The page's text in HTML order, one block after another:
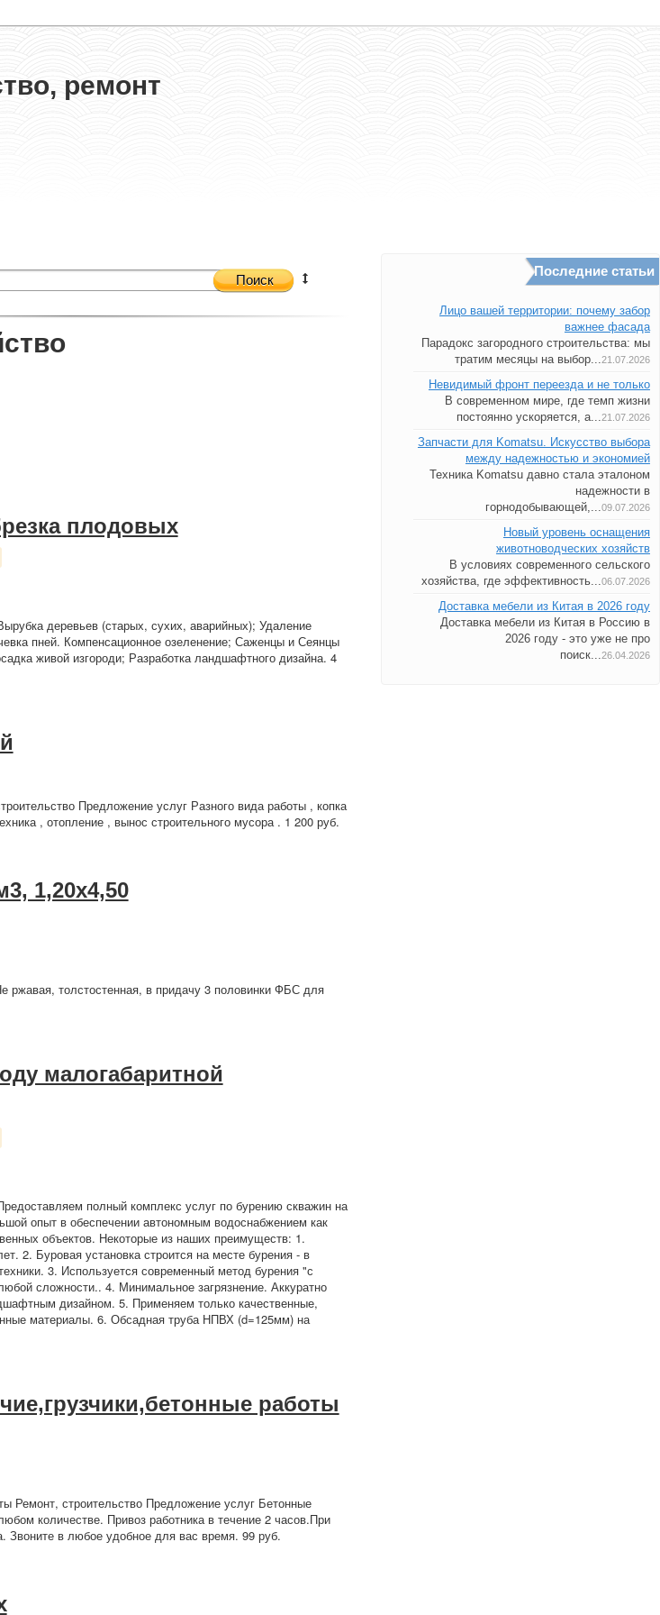
ремонт
Поиск
плодовых
деревьев (старых, сухих, аварийных); Удаление
пней. Компенсационное озеленение; Саженцы и Сеянцы
живой изгороди; Разработка ландшафтного дизайна. 4
Предложение услуг Разного вида работы , копка
, отопление , вынос строительного мусора . 1 200 руб.
1,20х4,50
ржавая, толстостенная, в придачу 3 половинки ФБС для
малогабаритной
полный комплекс услуг по бурению скважин на
опыт в обеспечении автономным водоснабжением как
объектов. Некоторые из наших преимуществ: 1.
2. Буровая установка строится на месте бурения - в
3. Используется современный метод бурения "с
сложности.. 4. Минимальное загрязнение. Аккуратно
дизайном. 5. Применяем только качественные,
материалы. 6. Обсадная труба НПВХ (d=125мм) на
работы
Ремонт, строительство Предложение услуг Бетонные
количестве. Привоз работника в течение 2 часов.При
Звоните в любое удобное для вас время. 99 руб.
Последние статьи
Лицо вашей территории: почему забор
важнее фасада
Парадокс загородного строительства: мы
тратим месяцы на выбор...21.07.2026
Невидимый фронт переезда и не только
В современном мире, где темп жизни
постоянно ускоряется, а...21.07.2026
Запчасти для Komatsu. Искусство выбора
между надежностью и экономией
Техника Komatsu давно стала эталоном
надежности в
горнодобывающей,...09.07.2026
Новый уровень оснащения
животноводческих хозяйств
В условиях современного сельского
хозяйства, где эффективность...06.07.2026
Доставка мебели из Китая в 2026 году
Доставка мебели из Китая в Россию в
2026 году - это уже не про
поиск...26.04.2026